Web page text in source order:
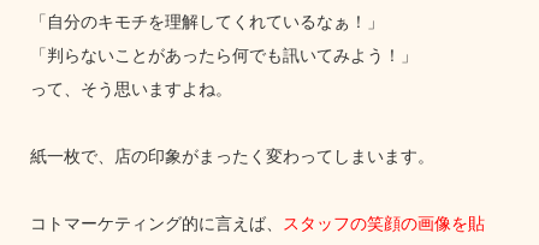
「自分のキモチを理解してくれているなぁ！」
「判らないことがあったら何でも訊いてみよう！」
って、そう思いますよね。
紙一枚で、店の印象がまったく変わってしまいます。
コトマーケティング的に言えば、
スタッフの笑顔の画像を貼